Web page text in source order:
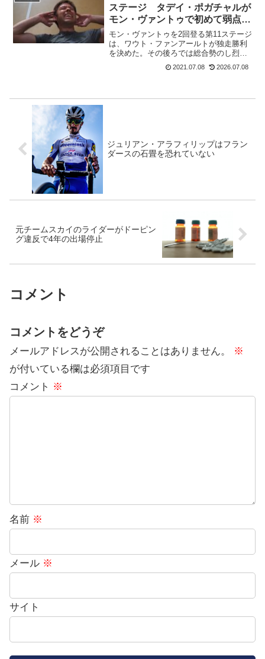
ステージ タデイ・ポガチャルが
モン・ヴァントゥで初めて弱点を
示す
モン・ヴァントゥを2回登る第11ステージ
は、ワウト・ファンアールトが独走勝利
を決めた。その後ろでは総合勢のし烈な
争いが行われる。ミハウ・クフィアトコ
フスキのアシストが終わると、リチャ
2021.07.08 2026.07.08
ジュリアン・アラフィリップはフラン
ダースの石畳を恐れていない
元チームスカイのライダーがドーピン
グ違反で4年の出場停止
コメント
コメントをどうぞ
メールアドレスが公開されることはありません。
※
が付いている欄は必須項目です
コメント ※
名前 ※
メール ※
サイト